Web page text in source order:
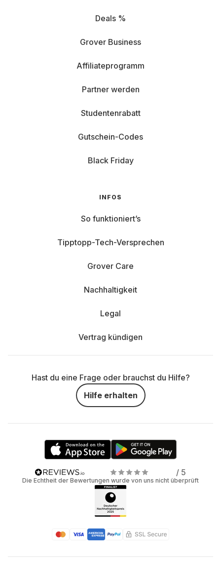
Deals %
Grover Business
Affiliateprogramm
Partner werden
Studentenrabatt
Gutschein-Codes
Black Friday
INFOS
So funktioniert’s
Tipptopp-Tech-Versprechen
Grover Care
Nachhaltigkeit
Legal
Vertrag kündigen
Hast du eine Frage oder brauchst du Hilfe?
Hilfe erhalten
/ 5
Die Echtheit der Bewertungen wurde von uns nicht überprüft